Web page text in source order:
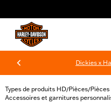
Dickies x
Types de produits HD/Pièces/
Accessoires et garnitures